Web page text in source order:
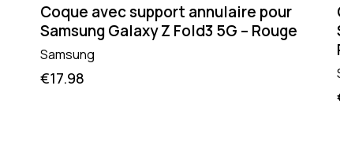
Coque avec support annulaire pour
Samsung Galaxy Z Fold3 5G – Rouge
Samsung
€17.98